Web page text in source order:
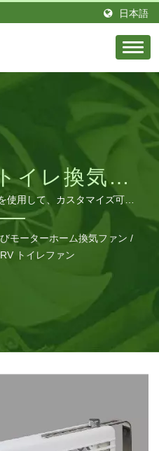
日本語
イレ換気シ
ム
用して、カスタマイズ可能
数の取り付けオプションを備
効果的に排除します。
モーターホーム換気ファン /
RV トイレファン